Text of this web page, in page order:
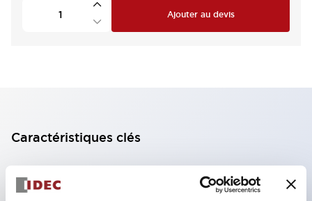
Ajouter au devis
Caractéristiques clés
Bloc de contact à 2 étages avec 2 contacts,
permettant une configuration à 4 contacts